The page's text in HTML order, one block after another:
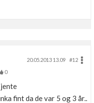
20.05.2013 13.09
#12
0
fint da de var 5 og 3 år..